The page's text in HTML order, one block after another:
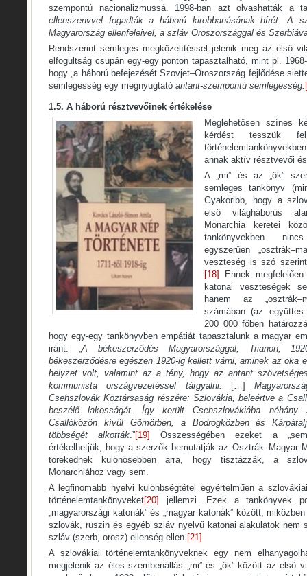
szempontú nacionalizmussá. 1998-ban azt olvashatták a
ellenszenvvel fogadták a háború kirobbanásának hírét. A
Magyarország ellenfeleivel, a szláv Oroszországgal és
Rendszerint semleges megközelítéssel jelenik meg az első
elfogultság csupán egy-egy ponton tapasztalható, mint pl.
hogy „a háború befejezését Szovjet–Oroszország fejlődése
semlegesség egy megnyugtató antant-szempontú semlegesség.
1.5. A háború résztvevőinek értékelése
Meglehetősen színes
kérdést tesszük
annak aktív résztvevői
A „mi” és az „ők”
semleges tankönyv
Gyakoribb, hogy a
első világháborús
Monarchia keretei
tankönyvekben
egyszerűen
veszteség is szó szerint
[18]
Ennek
katonai veszteségek
hanem az
számában (az
200 000 főben
hogy egy-egy tankönyvben empátiát tapasztalunk a magyar
iránt: „ A békeszerződés Magyarországgal, Trianon,
békeszerződésre egészen 1920-ig kellett várni, aminek az oka
helyzet volt, valamint az a tény, hogy az antant
kommunista országvezetéssel tárgyalni.
[…]
Csehszlovák Köztársaság részére: Szlovákia, beleértve a
beszélő lakosságát. Így került Csehszlovákiába
Csallóközön kívül Gömörben, a Bodrogközben és
többségét alkották .”[19]
Összességében ezeket a
értékelhetjük, hogy a szerzők bemutatják az Osztrák–Magyar
törekednek különösebben arra, hogy tisztázzák, a
Monarchiához vagy sem.
A legfinomabb nyelvi különbségtétel egyértelműen a
történelemtankönyveket[20]
jellemzi. Ezek a tankönyvek
„magyarországi katonák” és „magyar katonák” között,
szlovák, ruszin és egyéb szláv nyelvű katonai alakulatok nem
szláv (szerb, orosz) ellenség ellen. [21]
A szlovákiai történelemtankönyveknek egy nem
megjelenik az éles szembenállás „mi” és „ők” között az első